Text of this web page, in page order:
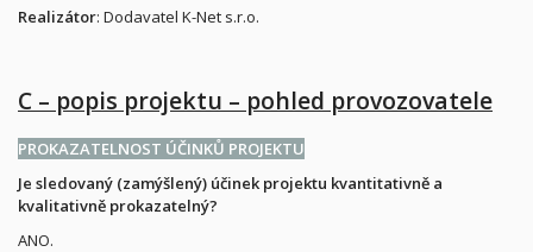
Realizátor: Dodavatel K-Net s.r.o.
C – popis projektu – pohled provozovatele
PROKAZATELNOST ÚČINKŮ PROJEKTU
Je sledovaný (zamýšlený) účinek projektu kvantitativně a
kvalitativně prokazatelný?
ANO.